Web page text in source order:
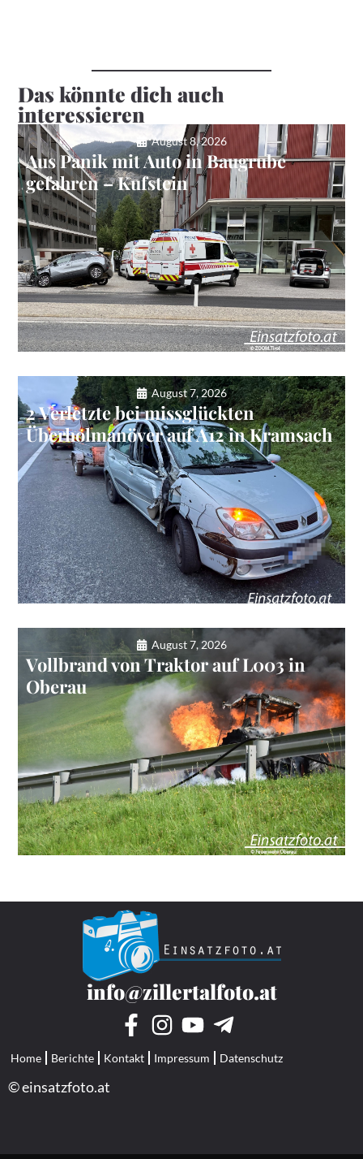
Das könnte dich auch
interessieren
August 8, 2026
Aus Panik mit Auto in Baugrube
gefahren – Kufstein
August 7, 2026
2 Verletzte bei missglückten
Überholmanöver auf A12 in Kramsach
August 7, 2026
Vollbrand von Traktor auf L003 in
Oberau
info@zillertalfoto.at
Home Berichte Kontakt Impressum Datenschutz
© einsatzfoto.at